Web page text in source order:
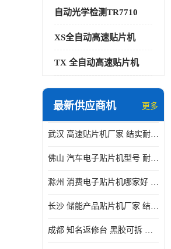
自动光学检测TR7710
XS全自动高速贴片机
TX 全自动高速贴片机
最新供应商机 更多
武汉 高速贴片机厂家 结实耐用 贴片效率高
佛山 汽车电子贴片机型号 耐振动 宽容性高
滁州 消费电子贴片机哪家好 结实耐用 全自动化
长沙 储能产品贴片机厂家 结实耐用 适用范围广
成都 知名返修台 黑胶可拆 对位 校正 贴放准确